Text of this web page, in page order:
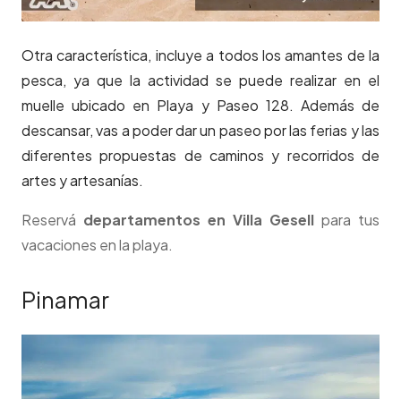
Otra característica, incluye a todos los amantes de la
pesca, ya que la actividad se puede realizar en el
muelle ubicado en Playa y Paseo 128. Además de
descansar, vas a poder dar un paseo por las ferias y las
diferentes propuestas de caminos y recorridos de
artes y artesanías.
Reservá departamentos en Villa Gesell para tus
vacaciones en la playa.
Pinamar